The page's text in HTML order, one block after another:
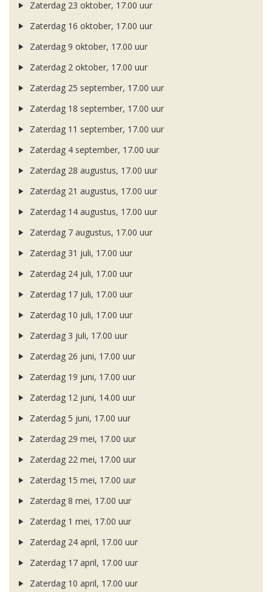
Zaterdag 23 oktober, 17.00 uur
Zaterdag 16 oktober, 17.00 uur
Zaterdag 9 oktober, 17.00 uur
Zaterdag 2 oktober, 17.00 uur
Zaterdag 25 september, 17.00 uur
Zaterdag 18 september, 17.00 uur
Zaterdag 11 september, 17.00 uur
Zaterdag 4 september, 17.00 uur
Zaterdag 28 augustus, 17.00 uur
Zaterdag 21 augustus, 17.00 uur
Zaterdag 14 augustus, 17.00 uur
Zaterdag 7 augustus, 17.00 uur
Zaterdag 31 juli, 17.00 uur
Zaterdag 24 juli, 17.00 uur
Zaterdag 17 juli, 17.00 uur
Zaterdag 10 juli, 17.00 uur
Zaterdag 3 juli, 17.00 uur
Zaterdag 26 juni, 17.00 uur
Zaterdag 19 juni, 17.00 uur
Zaterdag 12 juni, 14.00 uur
Zaterdag 5 juni, 17.00 uur
Zaterdag 29 mei, 17.00 uur
Zaterdag 22 mei, 17.00 uur
Zaterdag 15 mei, 17.00 uur
Zaterdag 8 mei, 17.00 uur
Zaterdag 1 mei, 17.00 uur
Zaterdag 24 april, 17.00 uur
Zaterdag 17 april, 17.00 uur
Zaterdag 10 april, 17.00 uur